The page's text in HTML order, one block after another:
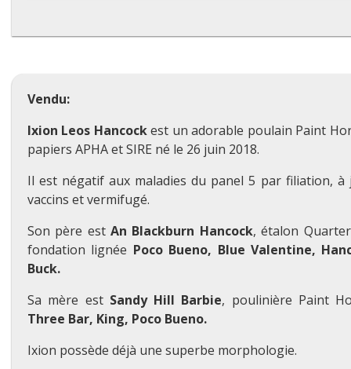
Vendu:
Ixion Leos Hancockest un adorable poulain Paint
papiers APHA et SIRE né le 26 juin 2018.
Il est négatif aux maladies du panel 5 par filiation, à
vaccins et vermifugé.
Son père estAn Blackburn Hancock, étalon
fondation lignée Poco Bueno, Blue Valentine,
Buck.
Sa mère est Sandy Hill Barbie, poulinière Paint
Three Bar, King, Poco Bueno.
Ixion possède déjà une superbe morphologie.